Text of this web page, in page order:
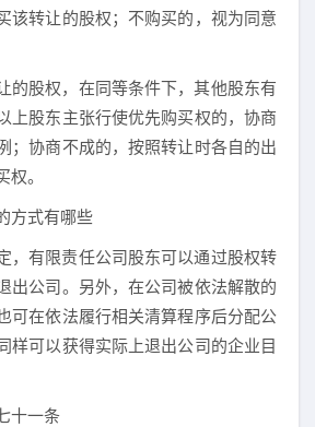
该转让的股权；不购买的，视为同意
的股权，在同等条件下，其他股东有
上股东主张行使优先购买权的，协商
；协商不成的，按照转让时各自的出
。
方式有哪些
，有限责任公司股东可以通过股权转
出公司。另外，在公司被依法解散的
可在依法履行相关清算程序后分配公
样可以获得实际上退出公司的企业目
十一条